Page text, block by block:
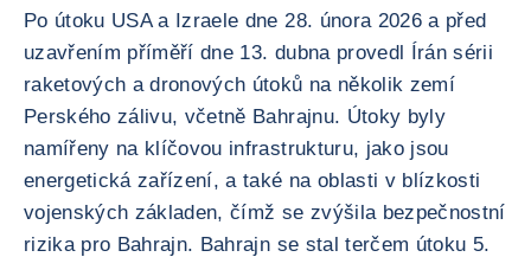
Po útoku USA a Izraele dne 28. února 2026 a před
uzavřením příměří dne 13. dubna provedl Írán sérii
raketových a dronových útoků na několik zemí
Perského zálivu, včetně Bahrajnu. Útoky byly
namířeny na klíčovou infrastrukturu, jako jsou
energetická zařízení, a také na oblasti v blízkosti
vojenských základen, čímž se zvýšila bezpečnostní
rizika pro Bahrajn. Bahrajn se stal terčem útoku 5.